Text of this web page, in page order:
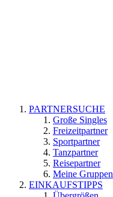
PARTNERSUCHE
Große Singles
Freizeitpartner
Sportpartner
Tanzpartner
Reisepartner
Meine Gruppen
EINKAUFSTIPPS